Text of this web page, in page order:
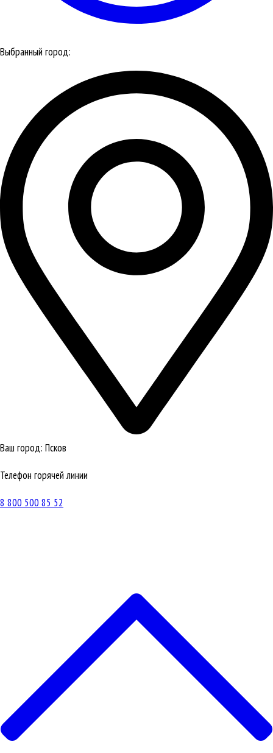
Выбранный город:
Ваш город: Псков
Телефон горячей линии
8 800 500 85 52